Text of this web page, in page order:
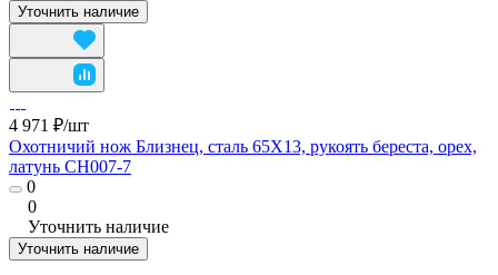
Уточнить наличие
4 971 ₽/шт
Охотничий нож Близнец, сталь 65Х13, рукоять береста, орех,
латунь CH007-7
0
0
Уточнить наличие
Уточнить наличие